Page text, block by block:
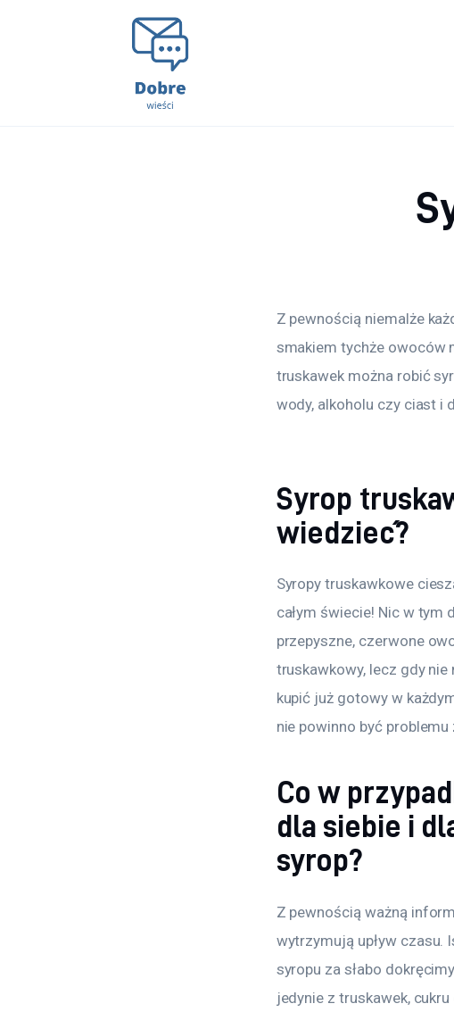
Z pewnością niemalże
smakiem tychże owoców
truskawek można robić
wody, alkoholu czy ciast i
Syrop
wiedzieć?
Syropy truskawkowe
całym świecie! Nic w tym
przepyszne, czerwone
truskawkowy, lecz gdy
kupić już gotowy w
nie powinno być
Co w
dla siebie i
syrop?
Z pewnością ważną
wytrzymują upływ czasu.
syropu za słabo
jedynie z truskawek,